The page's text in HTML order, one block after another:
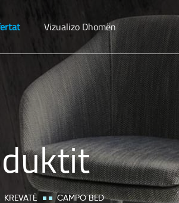
Vizualizo Dhomën
KREVATË CAMPO BED